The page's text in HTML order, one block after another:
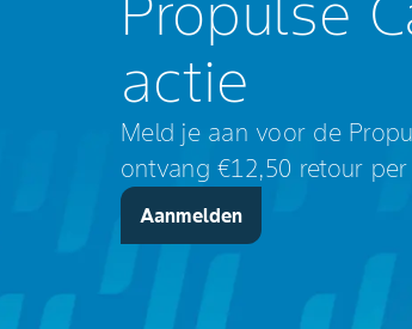
Propulse
actie
Meld je aan voor de
ontvang €12,50 retour per
Aanmelden